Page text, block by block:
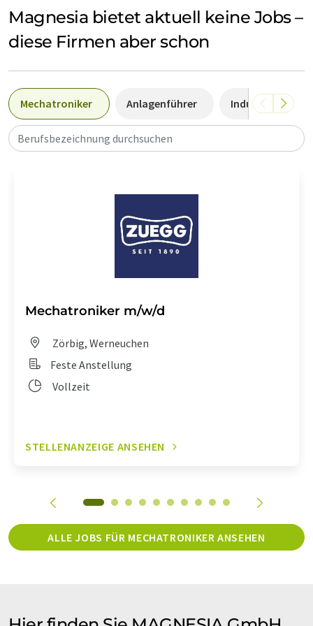
Magnesia bietet aktuell keine Jobs –
diese Firmen aber schon
Mechatroniker Anlagenführer
Berufsbezeichnung durchsuchen
Mechatroniker m/w/d
Zörbig, Werneuchen
Feste Anstellung
Vollzeit
STELLENANZEIGE ANSEHEN
ALLE JOBS FÜR MECHATRONIKER ANSEHEN